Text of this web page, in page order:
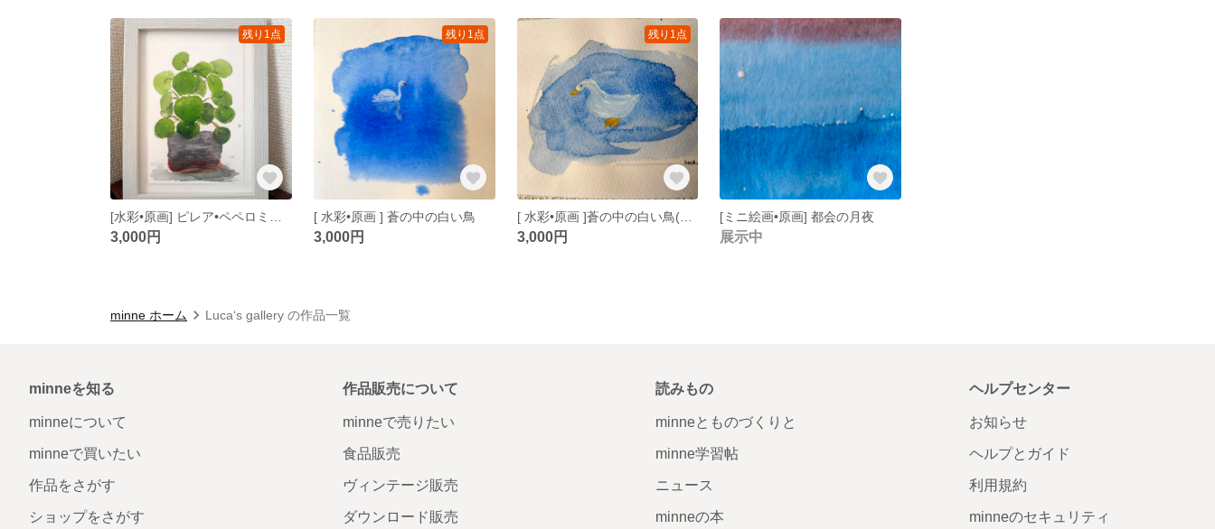
残り1点
3,000円
残り1点
[ 水彩•原画 ] 蒼の中の白い鳥
3,000円
残り1点
[ 水彩•原画 ]蒼の中の白い鳥(原画)
3,000円
[ミニ絵画•原画] 都会の月夜
展示中
minne ホーム Luca‘s gallery の作品一覧
minneを知る
minneについて
minneで買いたい
作品をさがす
ショップをさがす
作品販売について
minneで売りたい
食品販売
ヴィンテージ販売
ダウンロード販売
読みもの
minneとものづくりと
minne学習帖
ニュース
minneの本
ヘルプセンター
お知らせ
ヘルプとガイド
利用規約
minneのセキュリティ